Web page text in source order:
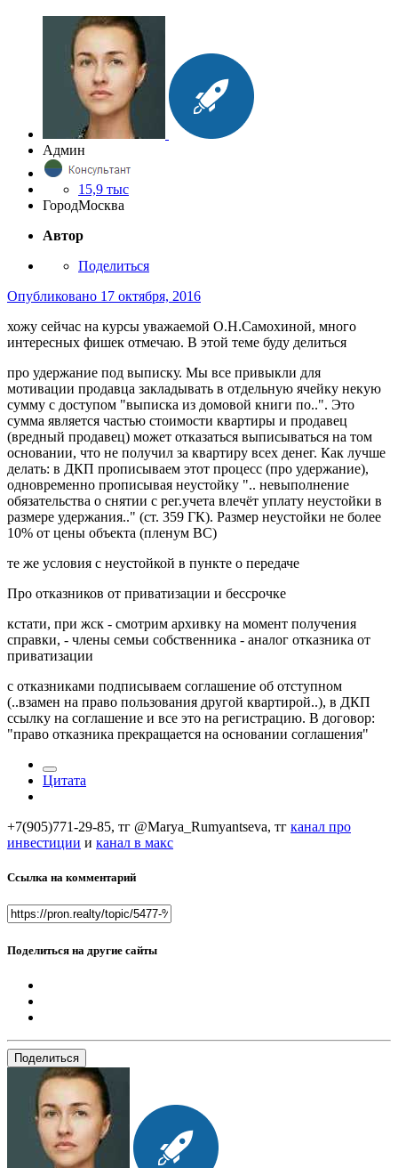
Админ
15,9 тыс
ГородМосква
Автор
Поделиться
Опубликовано 17 октября, 2016
хожу сейчас на курсы уважаемой О.Н.Самохиной, много
интересных фишек отмечаю. В этой теме буду делиться
про удержание под выписку. Мы все привыкли для
мотивации продавца закладывать в отдельную ячейку некую
сумму с доступом "выписка из домовой книги по..". Это
сумма является частью стоимости квартиры и продавец
(вредный продавец) может отказаться выписываться на том
основании, что не получил за квартиру всех денег. Как лучше
делать: в ДКП прописываем этот процесс (про удержание),
одновременно прописывая неустойку ".. невыполнение
обязательства о снятии с рег.учета влечёт уплату неустойки в
размере удержания.." (ст. 359 ГК). Размер неустойки не более
10% от цены объекта (пленум ВС)
те же условия с неустойкой в пункте о передаче
Про отказников от приватизации и бессрочке
кстати, при жск - смотрим архивку на момент получения
справки, - члены семьи собственника - аналог отказника от
приватизации
с отказниками подписываем соглашение об отступном
(..взамен на право пользования другой квартирой..), в ДКП
ссылку на соглашение и все это на регистрацию. В договор:
"право отказника прекращается на основании соглашения"
Цитата
+7(905)771-29-85, тг @Marya_Rumyantseva, тг канал про
инвестиции и канал в макс
Ссылка на комментарий
Поделиться на другие сайты
Поделиться